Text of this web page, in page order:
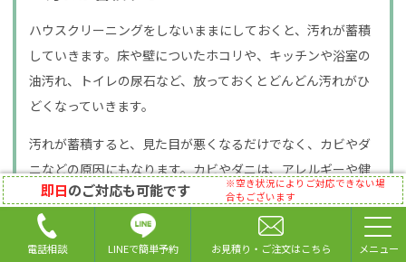
ハウスクリーニングをしないままにしておくと、汚れが蓄積
していきます。床や壁についたホコリや、キッチンや浴室の
油汚れ、トイレの尿石など、放っておくとどんどん汚れがひ
どくなっていきます。
汚れが蓄積すると、見た目が悪くなるだけでなく、カビやダ
ニなどの原因にもなります。カビやダニは、アレルギーや健
康被害を引き起こす可能性があるため、注意が必要です。
即日のご対応も可能です
※空き状況によりご対応できない場
合もございます
電話相談 LINEで簡単予約 お見積り・ご注文はこちら